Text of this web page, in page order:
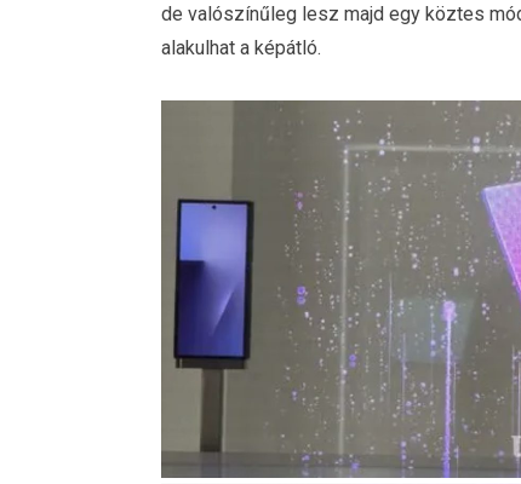
de valószínűleg lesz majd egy köztes
alakulhat a képátló.